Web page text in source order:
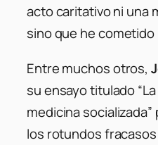
acto caritativo ni una
sino que he
Entre muchos otros,
su ensayo titulado
medicina
los rotundos